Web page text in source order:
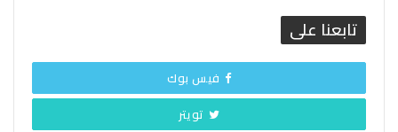
تابعنا على
فيس بوك
تويتر